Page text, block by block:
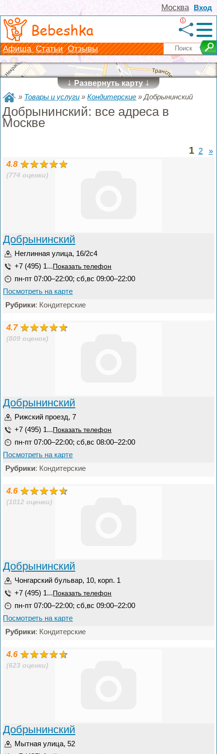
Вход
Москва
Bebeshka 1
Афиша Статьи Отзывы
↓Развернуть карту↓
» Товары и услуги »Кондитерские »Добрынинский
Добрынинский: все адреса в
Москве
1 2 »
4.8
(774 оценки)
Добрынинский
Неглинная улица, 16/2с4
+7 (495) 1... Показать телефон
пн-пт 07:00–22:00; сб,вс 09:00–22:00
Посмотреть на карте
Рубрики: Кондитерские
4.7
(809 оценок)
Добрынинский
Рижский проезд, 7
+7 (495) 1... Показать телефон
пн-пт 07:00–22:00; сб,вс 08:00–22:00
Посмотреть на карте
Рубрики: Кондитерские
4.6
(1012 оценки)
Добрынинский
Чонгарский бульвар, 10, корп. 1
+7 (495) 1... Показать телефон
пн-пт 07:00–22:00; сб,вс 09:00–22:00
Посмотреть на карте
Рубрики: Кондитерские
4.6
(623 оценки)
Добрынинский
Мытная улица, 52